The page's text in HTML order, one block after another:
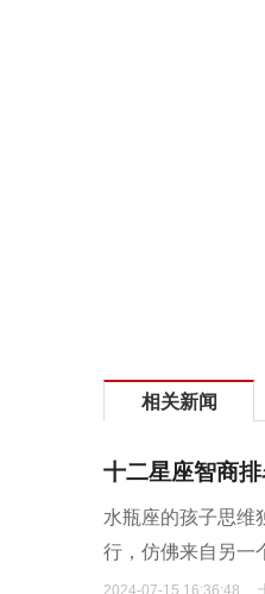
相关新闻
十二星座智商排
水瓶座的孩子思维
行，仿佛来自另一
2024-07-15 16:36:48